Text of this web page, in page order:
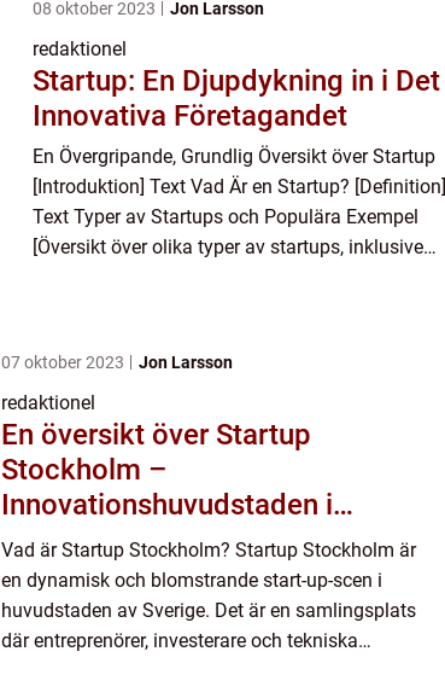
08 oktober 2023 Jon Larsson
redaktionel
Startup: En Djupdykning in i Det
Innovativa Företagandet
En Övergripande, Grundlig Översikt över Startup
[Introduktion] Text Vad Är en Startup? [Definition]
Text Typer av Startups och Populära Exempel
[Översikt över olika typer av startups, inklusive
07 oktober 2023 Jon Larsson
redaktionel
En översikt över Startup
Stockholm –
Innovationshuvudstaden i
Norden
Vad är Startup Stockholm? Startup Stockholm är
en dynamisk och blomstrande start-up-scen i
huvudstaden av Sverige. Det är en samlingsplats
där entreprenörer, investerare och tekniska